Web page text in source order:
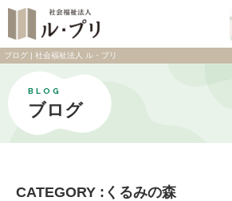
ブログ | 社会福祉法人 ル・プリ
BLOG
ブログ
CATEGORY :くるみの森